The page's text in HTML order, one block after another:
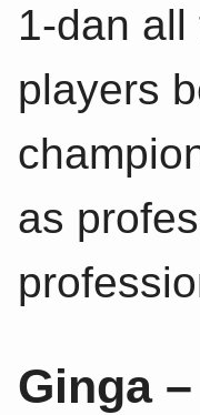
1-dan
players
as
Ginga